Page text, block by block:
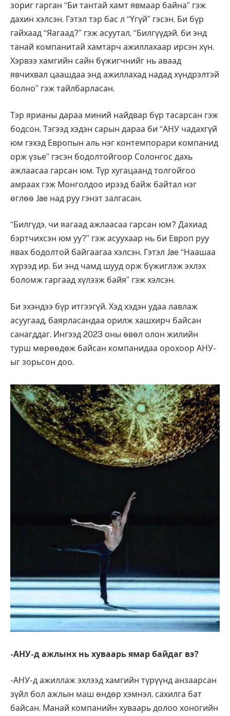
зориг гарган “Би тантай хамт явмаар байна” гэж
дахин хэлсэн. Гэтэл тэр бас л “Үгүй” гэсэн. Би бүр
гайхаад “Яагаад?” гэж асуутал, “Билгүүдэй, би энд
танай компанитай хамтарч ажиллахаар ирсэн хүн.
Хэрвээ хамгийн сайн бүжигчнийг нь аваад
явчихвал цаашдаа энд ажиллахад надад хүндрэлтэй
болно” гэж тайлбарласан.
Тэр ярианы дараа миний найдвар бүр тасарсан гэж
бодсон. Тэгээд хэдэн сарын дараа би “АНУ чадахгүй
юм гэхэд Европын аль нэг контемпорари компанид
орж үзье” гэсэн бодолтойгоор Солонгос дахь
ажлаасаа гарсан юм. Түр хугацаанд толгойгоо
амраах гэж Монголдоо ирээд байж байтал нэг
өглөө Jae над руу гэнэт залгасан.
“Билгүдэ, чи яагаад ажлаасаа гарсан юм? Дахиад
бэртчихсэн юм уу?” гэж асуухаар нь би Европ руу
явах бодолтой байгаагаа хэлсэн. Гэтэл Jae “Наашаа
хүрээд ир. Би энд чамд шууд орж бүжиглэж эхлэх
боломж гаргаад хүлээж байя” гэж хэлсэн.
Би эхэндээ бүр итгээгүй. Хэд хэдэн удаа лавлаж
асуугаад, баярласандаа орилж хашхирч байсан
санагддаг. Ингээд 2023 оны өвөл олон жилийн
турш мөрөөдөж байсан компанидаа орохоор АНУ-
ыг зорьсон доо.
-АНУ-д ажлынх нь хуваарь ямар байдаг вэ?
-АНУ-д ажиллаж эхлээд хамгийн түрүүнд анзаарсан
зүйл бол ажлын маш өндөр хэмнэл, сахилга бат
байсан. Манай компанийн хуваарь долоо хоногийн